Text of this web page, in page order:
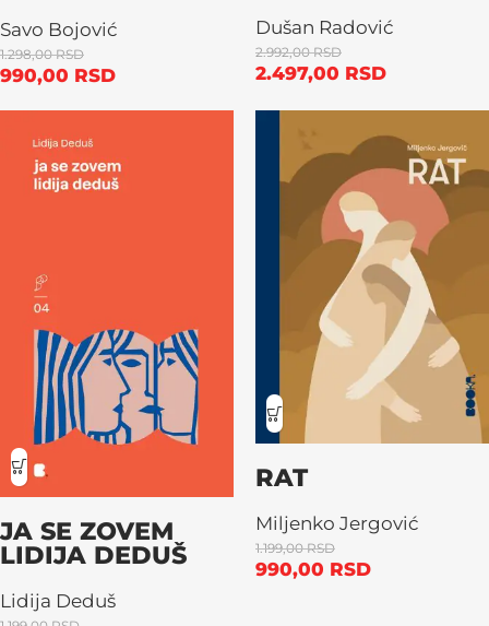
Savo Bojović
1.298,00RSD
990,00 RSD
Dušan Radović
2.992,00RSD
2.497,00 RSD
JA SE ZOVEM
LIDIJA DEDUŠ
Lidija Deduš
RAT
Miljenko Jergović
1.199,00RSD
990,00 RSD